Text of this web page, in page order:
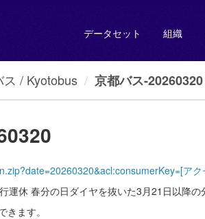
データセット 組織
ス / Kyotobus 京都バス-
アク
運休 春分の日ダイヤを抜いた3月21日以降
ます。